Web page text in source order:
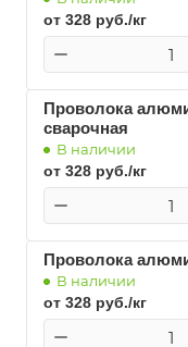
от 328 руб./кг
Проволока
сварочная
В наличии
от 328 руб./кг
Проволока
В наличии
от 328 руб./кг